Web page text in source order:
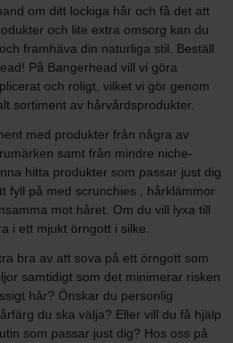
om ditt lockiga hår och få det att
och lite extra omsorg kan du
framhäva din naturliga stil. Beställ
På Bangerhead vill vi göra
och roligt, vilket vi gör genom
sortiment av hårvårdsprodukter.
med produkter från några av
samt från mindre niche-
hitta produkter som passar just dig
fyll på med scrunchies , hårklämmor
mot håret. Om du vill lyxa till
i ett mjukt örngott i silke.
bra av att sova på ett örngott som
samtidigt som det minimerar risken
hår? Önskar du personlig
du ska välja? Eller vill du få hjälp
som passar just dig? Hos oss på